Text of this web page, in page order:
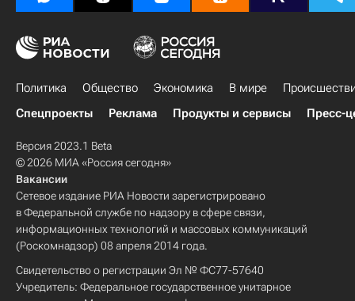
Политика Общество Экономика В мире
Спецпроекты
Реклама Продукты и сервисы Пресс-
Версия 2023.1 Beta
© 2026 МИА «Россия сегодня»
Вакансии
Сетевое издание РИА Новости зарегистрировано
в Федеральной службе по надзору в сфере связи,
информационных технологий и массовых коммуникаций
(Роскомнадзор) 08 апреля 2014 года.
Свидетельство о регистрации Эл № ФС77-57640
Учредитель: Федеральное государственное унитарное